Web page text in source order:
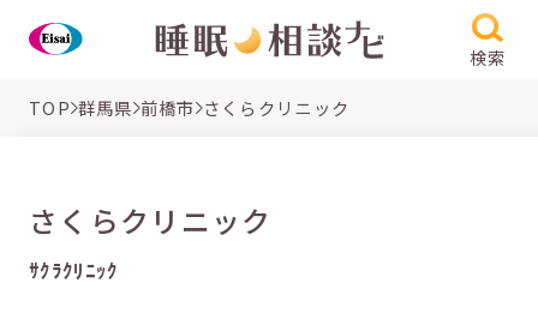
検索
TOP 群馬県 前橋市 さくらクリニック
さくらクリニック
ｻｸﾗｸﾘﾆｯｸ